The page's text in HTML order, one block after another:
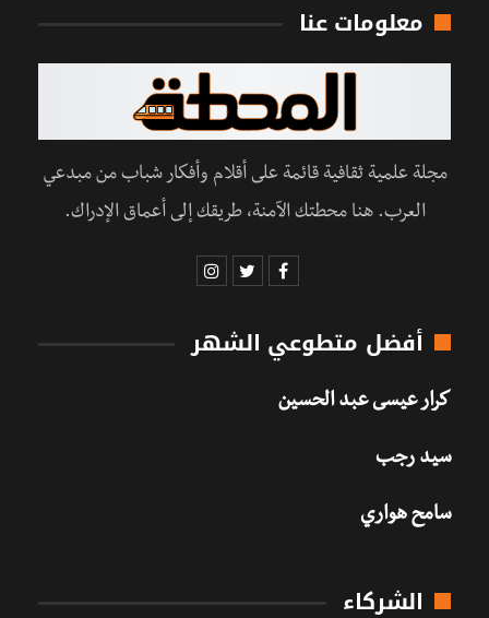
معلومات عنا
مجلة علمية ثقافية قائمة على أقلام وأفكار شباب من مبدعي
العرب. هنا محطتك الآمنة، طريقك إلى أعماق الإدراك.
أفضل متطوعي الشهر
كرار عيسى عبد الحسين
سيد رجب
سامح هواري
الشركاء